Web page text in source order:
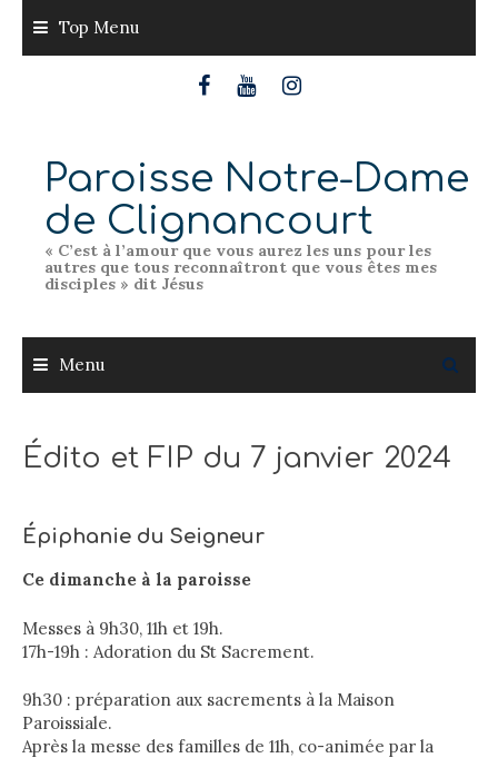
content
Top Menu
Paroisse Notre-Dame
de Clignancourt
« C’est à l’amour que vous aurez les uns pour les
autres que tous reconnaîtront que vous êtes mes
disciples » dit Jésus
Menu
Édito et FIP du 7 janvier 2024
Épiphanie du Seigneur
Ce dimanche à la paroisse
Messes à 9h30, 11h et 19h.
17h-19h : Adoration du St Sacrement.
9h30 : préparation aux sacrements à la Maison
Paroissiale.
Après la messe des familles de 11h, co-animée par la